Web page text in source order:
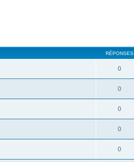
RÉPONSES
0
0
0
0
0